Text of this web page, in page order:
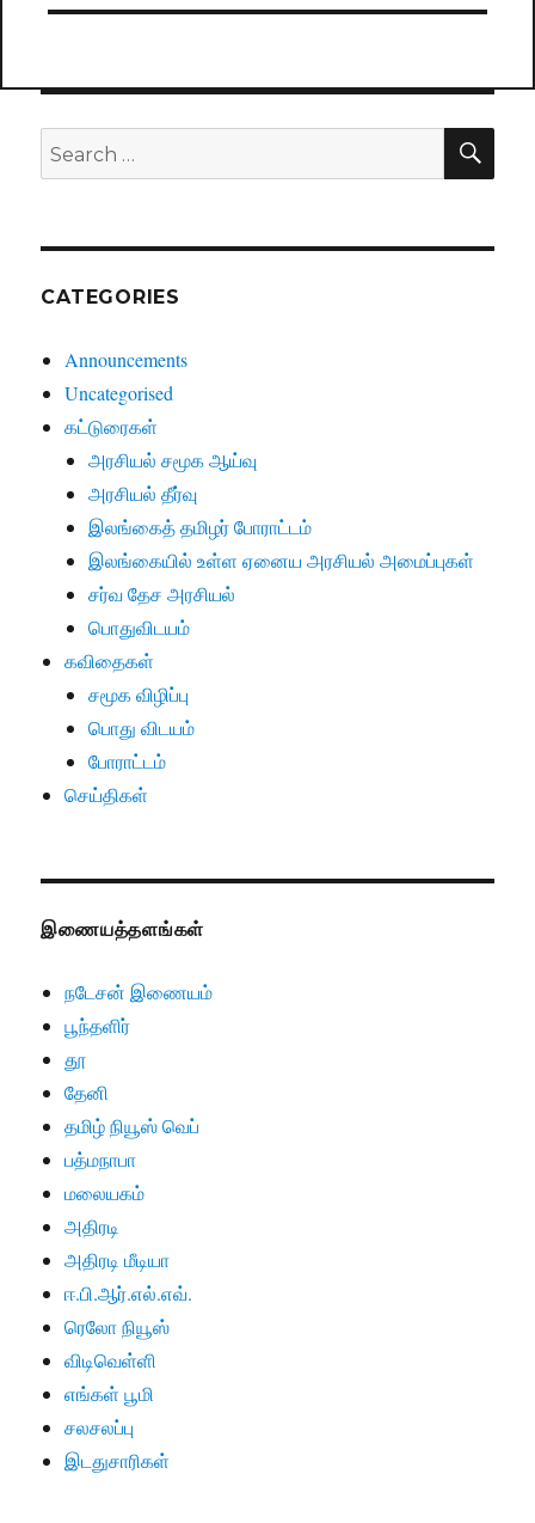
Search
for:
CATEGORIES
Announcements
Uncategorised
கட்டுரைகள்
அரசியல் சமூக ஆய்வு
அரசியல் தீர்வு
இலங்கைத் தமிழர் போராட்டம்
இலங்கையில் உள்ள ஏனைய அரசியல் அமைப்புகள்
சர்வ தேச அரசியல்
பொதுவிடயம்
கவிதைகள்
சமூக விழிப்பு
பொது விடயம்
போராட்டம்
செய்திகள்
இணையத்தளங்கள்
நடேசன் இணையம்
பூந்தளிர்
தூ
தேனி
தமிழ் நியூஸ் வெப்
பத்மநாபா
மலையகம்
அதிரடி
அதிரடி மீடியா
ஈ.பி.ஆர்.எல்.எவ்.
ரெலோ நியூஸ்
விடிவெள்ளி
எங்கள் பூமி
சலசலப்பு
இடதுசாரிகள்